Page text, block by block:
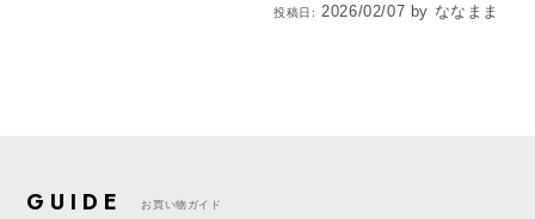
投稿日: 2026/02/07 by ななまま
GUIDE お買い物ガイド